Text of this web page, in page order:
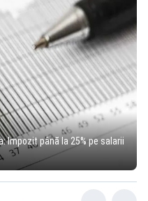
Impozit până la 25% pe salarii